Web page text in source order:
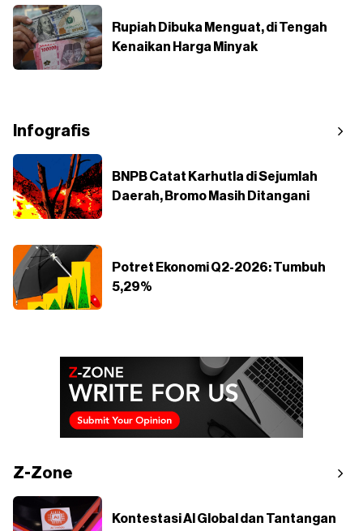
Rupiah Dibuka Menguat, di Tengah
Kenaikan Harga Minyak
Infografis
BNPB Catat Karhutla di Sejumlah
Daerah, Bromo Masih Ditangani
Potret Ekonomi Q2-2026: Tumbuh
5,29%
Z-Zone
Kontestasi AI Global dan Tantangan